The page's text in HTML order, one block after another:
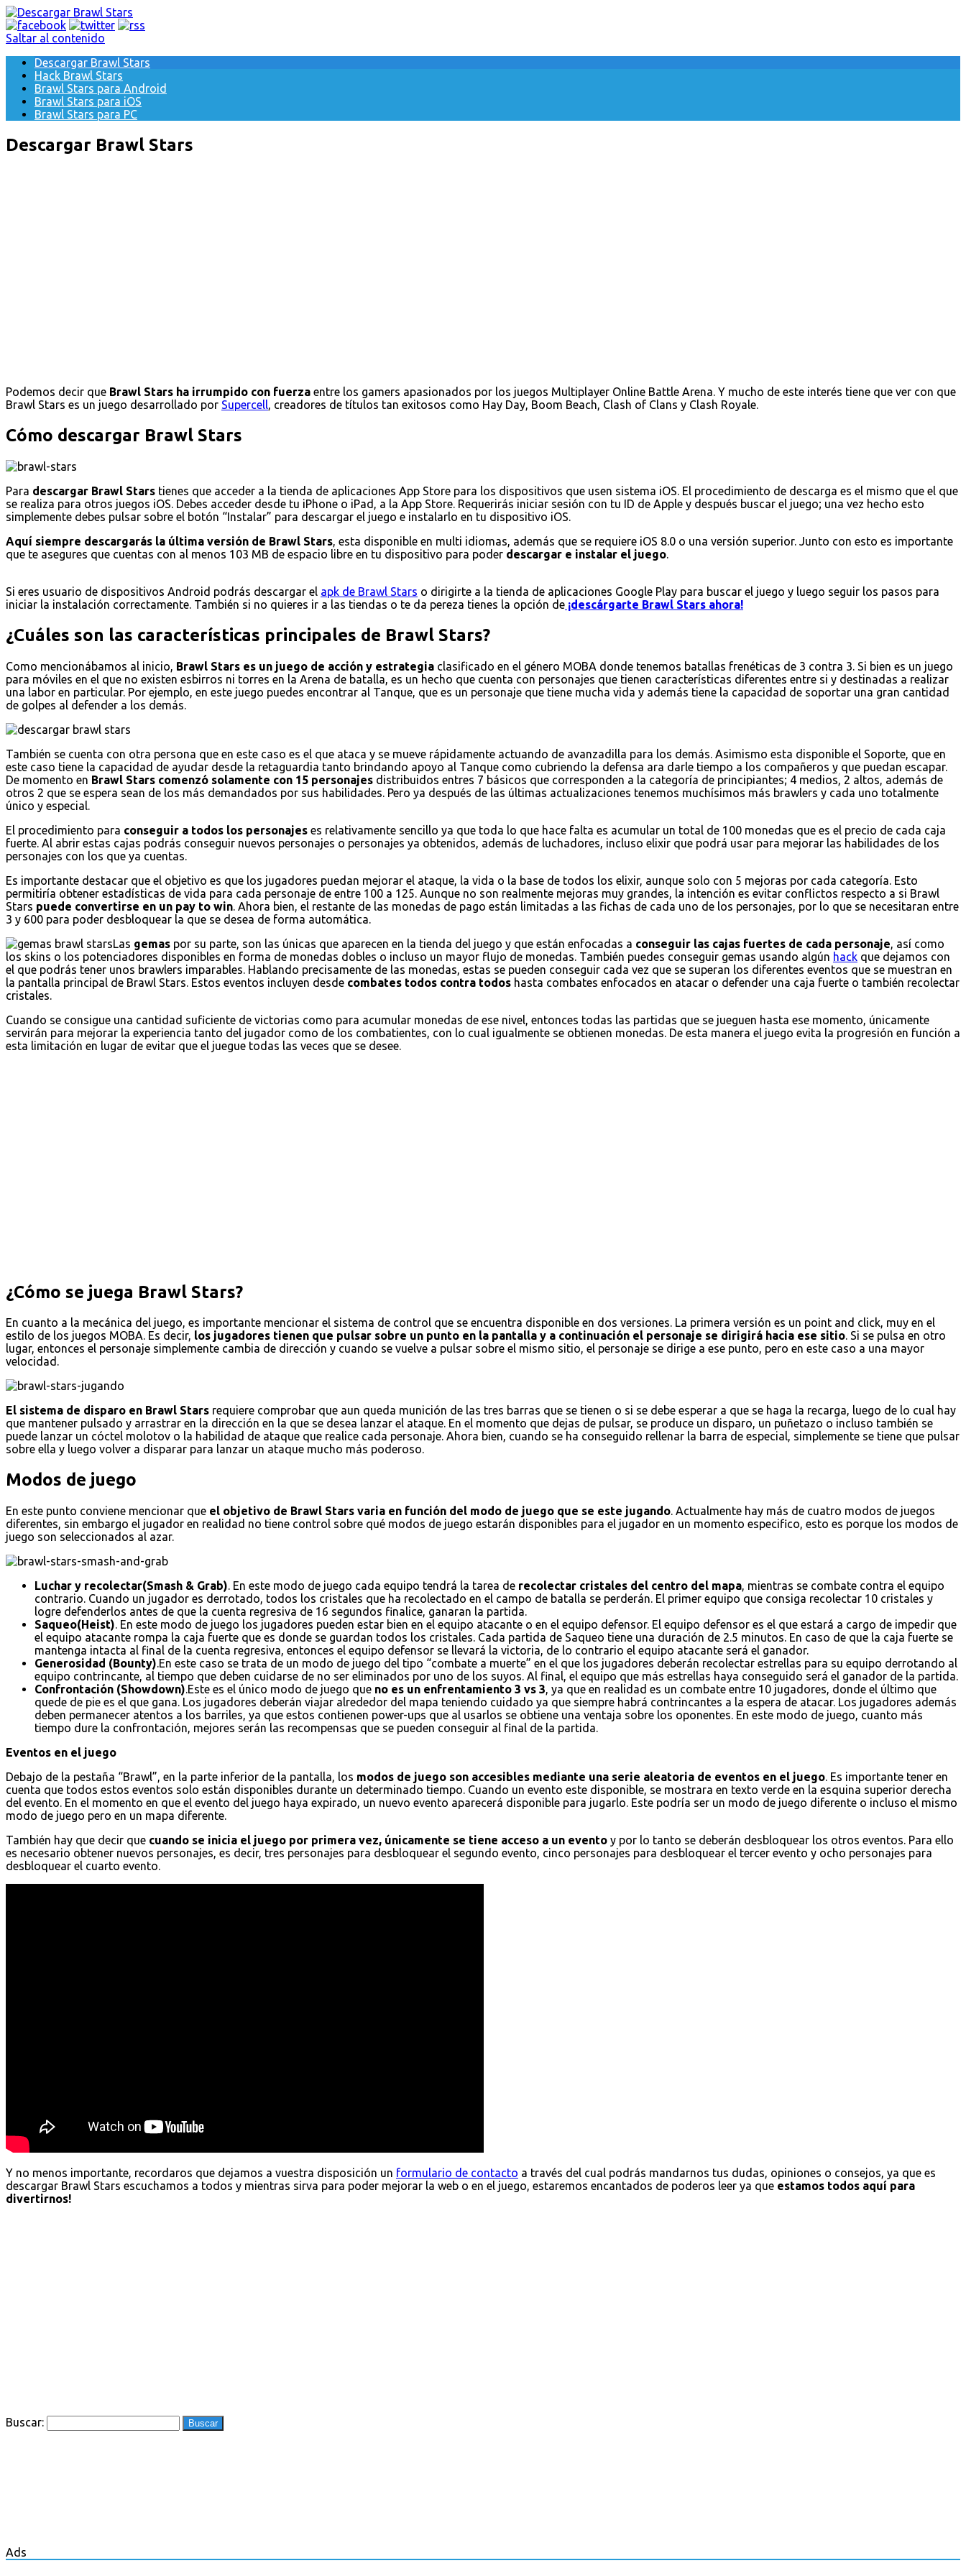
Saltar al contenido
Descargar Brawl Stars
Hack Brawl Stars
Brawl Stars para Android
Brawl Stars para iOS
Brawl Stars para PC
Descargar Brawl Stars
Podemos decir que Brawl Stars ha irrumpido con fuerza entre los gamers apasionados por los juegos Multiplayer Online Battle Arena. Y mucho de este interés tiene que ver con que
Brawl Stars es un juego desarrollado por Supercell, creadores de títulos tan exitosos como Hay Day, Boom Beach, Clash of Clans y Clash Royale.
Cómo descargar Brawl Stars
Para descargar Brawl Stars tienes que acceder a la tienda de aplicaciones App Store para los dispositivos que usen sistema iOS. El procedimiento de descarga es el mismo que el que
se realiza para otros juegos iOS. Debes acceder desde tu iPhone o iPad, a la App Store. Requerirás iniciar sesión con tu ID de Apple y después buscar el juego; una vez hecho esto
simplemente debes pulsar sobre el botón “Instalar” para descargar el juego e instalarlo en tu dispositivo iOS.
Aquí siempre descargarás la última versión de Brawl Stars, esta disponible en multi idiomas, además que se requiere iOS 8.0 o una versión superior. Junto con esto es importante
que te asegures que cuentas con al menos 103 MB de espacio libre en tu dispositivo para poder descargar e instalar el juego.
Si eres usuario de dispositivos Android podrás descargar el apk de Brawl Stars o dirigirte a la tienda de aplicaciones Google Play para buscar el juego y luego seguir los pasos para
iniciar la instalación correctamente. También si no quieres ir a las tiendas o te da pereza tienes la opción de ¡descárgarte Brawl Stars ahora!
¿Cuáles son las características principales de Brawl Stars?
Como mencionábamos al inicio, Brawl Stars es un juego de acción y estrategia clasificado en el género MOBA donde tenemos batallas frenéticas de 3 contra 3. Si bien es un juego
para móviles en el que no existen esbirros ni torres en la Arena de batalla, es un hecho que cuenta con personajes que tienen características diferentes entre si y destinadas a realizar
una labor en particular. Por ejemplo, en este juego puedes encontrar al Tanque, que es un personaje que tiene mucha vida y además tiene la capacidad de soportar una gran cantidad
de golpes al defender a los demás.
También se cuenta con otra persona que en este caso es el que ataca y se mueve rápidamente actuando de avanzadilla para los demás. Asimismo esta disponible el Soporte, que en
este caso tiene la capacidad de ayudar desde la retaguardia tanto brindando apoyo al Tanque como cubriendo la defensa ara darle tiempo a los compañeros y que puedan escapar.
De momento en Brawl Stars comenzó solamente con 15 personajes distribuidos entres 7 básicos que corresponden a la categoría de principiantes; 4 medios, 2 altos, además de
otros 2 que se espera sean de los más demandados por sus habilidades. Pero ya después de las últimas actualizaciones tenemos muchísimos más brawlers y cada uno totalmente
único y especial.
El procedimiento para conseguir a todos los personajes es relativamente sencillo ya que toda lo que hace falta es acumular un total de 100 monedas que es el precio de cada caja
fuerte. Al abrir estas cajas podrás conseguir nuevos personajes o personajes ya obtenidos, además de luchadores, incluso elixir que podrá usar para mejorar las habilidades de los
personajes con los que ya cuentas.
Es importante destacar que el objetivo es que los jugadores puedan mejorar el ataque, la vida o la base de todos los elixir, aunque solo con 5 mejoras por cada categoría. Esto
permitiría obtener estadísticas de vida para cada personaje de entre 100 a 125. Aunque no son realmente mejoras muy grandes, la intención es evitar conflictos respecto a si Brawl
Stars puede convertirse en un pay to win . Ahora bien, el restante de las monedas de pago están limitadas a las fichas de cada uno de los personajes, por lo que se necesitaran entre
3 y 600 para poder desbloquear la que se desea de forma automática.
Las gemas por su parte, son las únicas que aparecen en la tienda del juego y que están enfocadas a conseguir las cajas fuertes de cada personaje , así como
los skins o los potenciadores disponibles en forma de monedas dobles o incluso un mayor flujo de monedas. También puedes conseguir gemas usando algún hack que dejamos con
el que podrás tener unos brawlers imparables. Hablando precisamente de las monedas, estas se pueden conseguir cada vez que se superan los diferentes eventos que se muestran en
la pantalla principal de Brawl Stars. Estos eventos incluyen desde combates todos contra todos hasta combates enfocados en atacar o defender una caja fuerte o también recolectar
cristales.
Cuando se consigue una cantidad suficiente de victorias como para acumular monedas de ese nivel, entonces todas las partidas que se jueguen hasta ese momento, únicamente
servirán para mejorar la experiencia tanto del jugador como de los combatientes, con lo cual igualmente se obtienen monedas. De esta manera el juego evita la progresión en función a
esta limitación en lugar de evitar que el juegue todas las veces que se desee.
¿Cómo se juega Brawl Stars?
En cuanto a la mecánica del juego, es importante mencionar el sistema de control que se encuentra disponible en dos versiones. La primera versión es un point and click, muy en el
estilo de los juegos MOBA. Es decir, los jugadores tienen que pulsar sobre un punto en la pantalla y a continuación el personaje se dirigirá hacia ese sitio. Si se pulsa en otro
lugar, entonces el personaje simplemente cambia de dirección y cuando se vuelve a pulsar sobre el mismo sitio, el personaje se dirige a ese punto, pero en este caso a una mayor
velocidad.
El sistema de disparo en Brawl Stars requiere comprobar que aun queda munición de las tres barras que se tienen o si se debe esperar a que se haga la recarga, luego de lo cual hay
que mantener pulsado y arrastrar en la dirección en la que se desea lanzar el ataque. En el momento que dejas de pulsar, se produce un disparo, un puñetazo o incluso también se
puede lanzar un cóctel molotov o la habilidad de ataque que realice cada personaje. Ahora bien, cuando se ha conseguido rellenar la barra de especial, simplemente se tiene que pulsar
sobre ella y luego volver a disparar para lanzar un ataque mucho más poderoso.
Modos de juego
En este punto conviene mencionar que el objetivo de Brawl Stars varia en función del modo de juego que se este jugando. Actualmente hay más de cuatro modos de juegos
diferentes, sin embargo el jugador en realidad no tiene control sobre qué modos de juego estarán disponibles para el jugador en un momento especifico, esto es porque los modos de
juego son seleccionados al azar.
Luchar y recolectar(Smash & Grab). En este modo de juego cada equipo tendrá la tarea de recolectar cristales del centro del mapa, mientras se combate contra el equipo
contrario. Cuando un jugador es derrotado, todos los cristales que ha recolectado en el campo de batalla se perderán. El primer equipo que consiga recolectar 10 cristales y
logre defenderlos antes de que la cuenta regresiva de 16 segundos finalice, ganaran la partida.
Saqueo(Heist). En este modo de juego los jugadores pueden estar bien en el equipo atacante o en el equipo defensor. El equipo defensor es el que estará a cargo de impedir que
el equipo atacante rompa la caja fuerte que es donde se guardan todos los cristales. Cada partida de Saqueo tiene una duración de 2.5 minutos. En caso de que la caja fuerte se
mantenga intacta al final de la cuenta regresiva, entonces el equipo defensor se llevará la victoria, de lo contrario el equipo atacante será el ganador.
Generosidad (Bounty).En este caso se trata de un modo de juego del tipo “combate a muerte” en el que los jugadores deberán recolectar estrellas para su equipo derrotando al
equipo contrincante, al tiempo que deben cuidarse de no ser eliminados por uno de los suyos. Al final, el equipo que más estrellas haya conseguido será el ganador de la partida.
Confrontación (Showdown).Este es el único modo de juego que no es un enfrentamiento 3 vs 3, ya que en realidad es un combate entre 10 jugadores, donde el último que
quede de pie es el que gana. Los jugadores deberán viajar alrededor del mapa teniendo cuidado ya que siempre habrá contrincantes a la espera de atacar. Los jugadores además
deben permanecer atentos a los barriles, ya que estos contienen power-ups que al usarlos se obtiene una ventaja sobre los oponentes. En este modo de juego, cuanto más
tiempo dure la confrontación, mejores serán las recompensas que se pueden conseguir al final de la partida.
Eventos en el juego
Debajo de la pestaña “Brawl”, en la parte inferior de la pantalla, los modos de juego son accesibles mediante una serie aleatoria de eventos en el juego. Es importante tener en
cuenta que todos estos eventos solo están disponibles durante un determinado tiempo. Cuando un evento este disponible, se mostrara en texto verde en la esquina superior derecha
del evento. En el momento en que el evento del juego haya expirado, un nuevo evento aparecerá disponible para jugarlo. Este podría ser un modo de juego diferente o incluso el mismo
modo de juego pero en un mapa diferente.
También hay que decir que cuando se inicia el juego por primera vez, únicamente se tiene acceso a un evento y por lo tanto se deberán desbloquear los otros eventos. Para ello
es necesario obtener nuevos personajes, es decir, tres personajes para desbloquear el segundo evento, cinco personajes para desbloquear el tercer evento y ocho personajes para
desbloquear el cuarto evento.
Y no menos importante, recordaros que dejamos a vuestra disposición un formulario de contacto a través del cual podrás mandarnos tus dudas, opiniones o consejos, ya que es
descargar Brawl Stars escuchamos a todos y mientras sirva para poder mejorar la web o en el juego, estaremos encantados de poderos leer ya que estamos todos aquí para
divertirnos!
Buscar:
Ads